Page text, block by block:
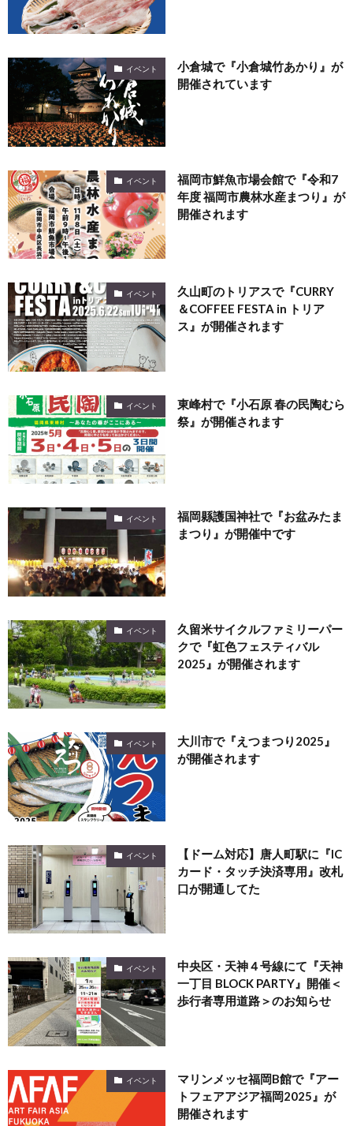
イベント
小倉城で『小倉城竹あかり』が
開催されています
イベント
福岡市鮮魚市場会館で『令和7
年度 福岡市農林水産まつり』が
開催されます
イベント
久山町のトリアスで『CURRY
＆COFFEE FESTA in トリア
ス』が開催されます
イベント
東峰村で『小石原 春の民陶むら
祭』が開催されます
イベント
福岡縣護国神社で『お盆みたま
まつり』が開催中です
イベント
久留米サイクルファミリーパー
クで『虹色フェスティバル
2025』が開催されます
イベント
大川市で『えつまつり2025』
が開催されます
イベント
【ドーム対応】唐人町駅に『IC
カード・タッチ決済専用』改札
口が開通してた
イベント
中央区・天神４号線にて『天神
一丁目 BLOCK PARTY』開催＜
歩行者専用道路＞のお知らせ
イベント
マリンメッセ福岡B館で『アー
トフェアアジア福岡2025』が
開催されます